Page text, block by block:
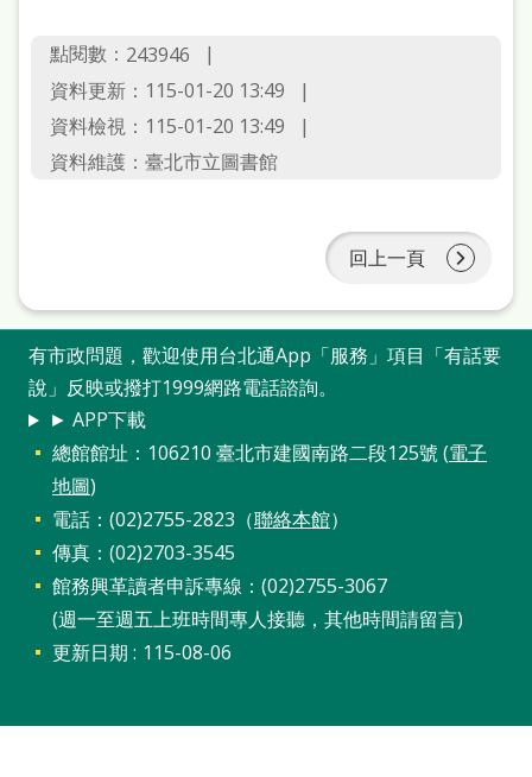
辦
法
聯
絡
點閱數： 243946
資料更新：115-01-20 13:49
資料檢視：115-01-20 13:49
資料維護：臺北市立圖書館
回上一頁
有市政問題，歡迎使用台北通App「服務」項目「有話要
說」反映或撥打1999網路電話諮詢。
► APP下載
總館館址：106210 臺北市建國南路二段125號 (電子
地圖)
電話：(02)2755-2823（聯絡本館）
傳真：(02)2703-3545
館務興革讀者申訴專線：(02)2755-3067
(週一至週五上班時間專人接聽，其他時間請留言)
更新日期
115-08-06